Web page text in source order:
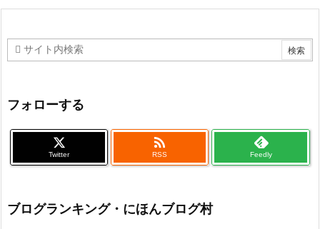
フォローする
Twitter

RSS Feedly
ブログランキング・にほんブログ村